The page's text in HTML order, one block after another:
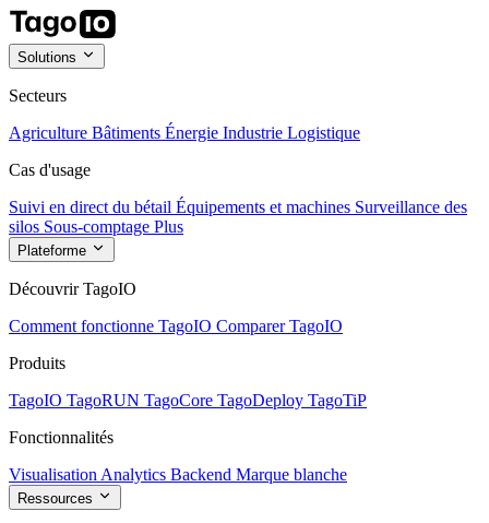
Solutions
Secteurs
Agriculture Bâtiments Énergie Industrie Logistique
Cas d'usage
Suivi en direct du bétail Équipements et machines Surveillance des
silos Sous-comptage Plus
Plateforme
Découvrir TagoIO
Comment fonctionne TagoIO Comparer TagoIO
Produits
TagoIO TagoRUN TagoCore TagoDeploy TagoTiP
Fonctionnalités
Visualisation Analytics Backend Marque blanche
Ressources